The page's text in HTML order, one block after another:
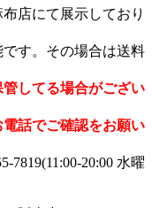
店にて展示しており
す。その場合は送料
してる場合がござい
話でご確認をお願い
20:00 水曜